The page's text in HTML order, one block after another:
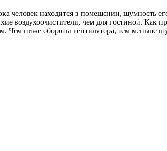
человек находится в помещении, шумность
воздухоочистители, чем для гостиной. Как
Чем ниже обороты вентилятора, тем меньше